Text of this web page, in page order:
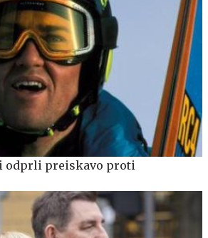
odprli preiskavo proti